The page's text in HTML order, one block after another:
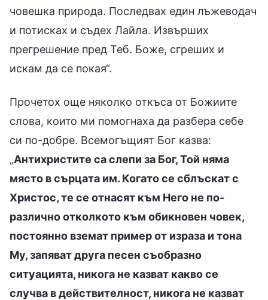
човешка природа. Последвах един лъжеводач
и потисках и съдех Лайла. Извърших
прегрешение пред Теб. Боже, сгреших и
искам да се покая“.
Прочетох още няколко откъса от Божиите
слова, които ми помогнаха да разбера себе
си по-добре. Всемогъщият Бог казва:
„Антихристите са слепи за Бог, Той няма
място в сърцата им. Когато се сблъскат с
Христос, те се отнасят към Него не по-
различно отколкото към обикновен човек,
постоянно вземат пример от израза и тона
Му, запяват друга песен съобразно
ситуацията, никога не казват какво се
случва в действителност, никога не казват